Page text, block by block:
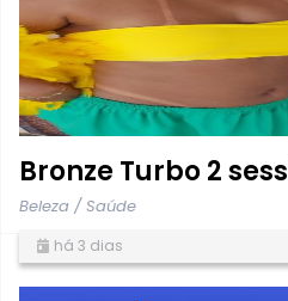
Bronze Turbo 2
Beleza / Saúde
há 3 dias